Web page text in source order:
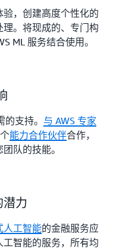
，创建高度个性化的
。将现成的、专门构
ML 服务结合使用。
支持。 与 AWS 专家
能力合作伙伴合作，
队的技能。
潜力
人工智能的金融服务应
智能的服务，所有均